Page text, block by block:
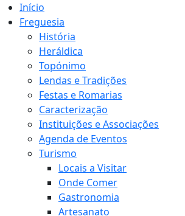
Início
Freguesia
História
Heráldica
Topónimo
Lendas e Tradições
Festas e Romarias
Caracterização
Instituições e Associações
Agenda de Eventos
Turismo
Locais a Visitar
Onde Comer
Gastronomia
Artesanato